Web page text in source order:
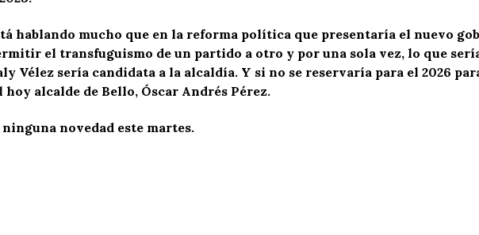
hablando mucho que en la reforma política que presentaría el nuevo
el transfuguismo de un partido a otro y por una sola vez, lo que
Vélez sería candidata a la alcaldía. Y si no se reservaría para el 2026
alcalde de Bello, Óscar Andrés Pérez.
novedad este martes.